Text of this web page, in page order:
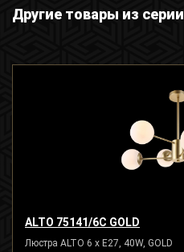
Другие товары из серии
ALTO 75141/6C GOLD
Люстра ALTO 6 x E27, 40W, GOLD